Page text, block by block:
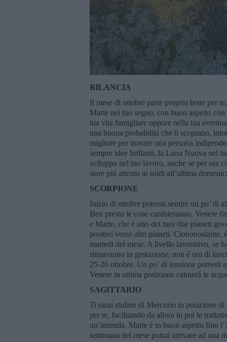
BILANCIA
Il mese di ottobre parte proprio bene per
Marte nel tuo segno, con buon aspetto
tua vita famigliare oppure nella tua
una buona probabilitá che ti scoprano,
migliore per trovare una persona
sempre idee brillanti, la Luna Nuova nel
sviluppo nel tuo lavoro, anche se per ora
stare piú attento ai soldi all’ultima
SCORPIONE
Inizio di ottobre potresti sentire un po’ di
Ben presto le cose cambieranno, Venere
e Marte, che é uno dei tuoi due pianeti
positivi verso altri pianeti. Ciononostante,
martedi del mese. A livello lavorativo, se
rimarranno in gestazione, non é ora di
25-26 ottobre. Un po’ di tensione potresti
Venere in ottima posizione calmerá le
SAGITTARIO
Ti sarai stufato di Mercurio in posizione
per te, facilitando da allora in poi le
un’azienda. Marte é in buon aspetto fino
settimana del mese potrai arrivare ad una